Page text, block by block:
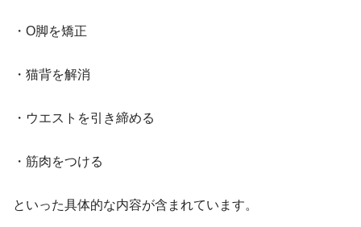
・O脚を矯正
・猫背を解消
・ウエストを引き締める
・筋肉をつける
といった具体的な内容が含まれています。